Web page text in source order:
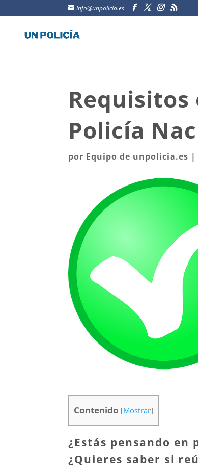
info@unpolicia.es
Requisitos
Policía
por Equipo de unpolicia.es
Contenido [Mostrar]
¿Estás pensando
¿Quieres saber si